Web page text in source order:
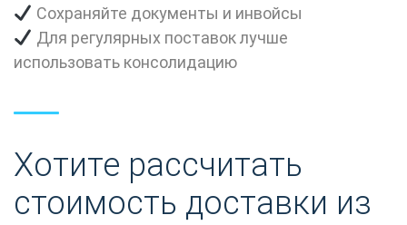
Сохраняйте документы и инвойсы
Для регулярных поставок лучше
использовать консолидацию
Хотите рассчитать
стоимость доставки из